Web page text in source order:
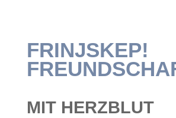
FRINJSKEP!
MIT HERZBLUT